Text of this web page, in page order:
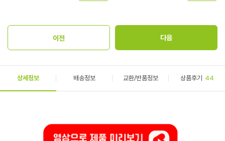
상세정보 배송정보 교환/반품정보 상품후기 44